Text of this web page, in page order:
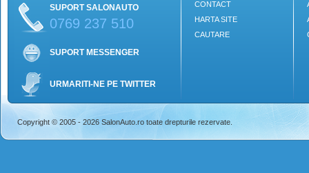
SUPORT SALONAUTO
0769 237 510
SUPORT MESSENGER
URMARITI-NE PE TWITTER
CONTACT
HARTA SITE
CAUTARE
Copyright © 2005 - 2026 SalonAuto.ro toate drepturile rezervate.